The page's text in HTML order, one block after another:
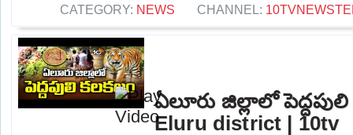
CATEGORY: NEWS CHANNEL:
ఏలూరు జిల్లాలో
Eluru district | 10tv